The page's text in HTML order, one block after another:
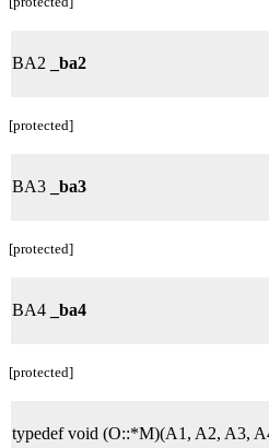
BA2 _ba2
[protected]
BA3 _ba3
[protected]
BA4 _ba4
[protected]
typedef void (O::*M)(A1, A2, A3,